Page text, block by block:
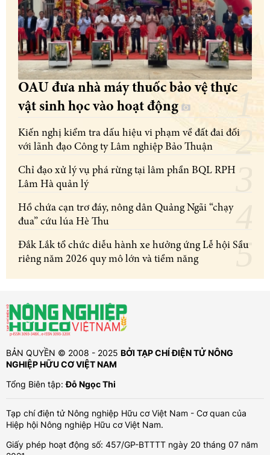
OAU đưa nhà máy thuốc bảo vệ thực
vật sinh học vào hoạt động
Kiến nghị kiểm tra dấu hiệu vi phạm về đất đai đối
với lãnh đạo Công ty Lâm nghiệp Bảo Thuận
Chỉ đạo xử lý vụ phá rừng tại lâm phần BQL RPH
Lâm Hà quản lý
Hồ chứa cạn trơ đáy, nông dân Quảng Ngãi “chạy
đua” cứu lúa Hè Thu
Đắk Lắk tổ chức diễu hành xe hưởng ứng Lễ hội Sầu
riêng năm 2026 quy mô lớn và tiềm năng
BẢN QUYỀN © 2008 - 2025 BỞI TẠP CHÍ ĐIỆN TỬ NÔNG
NGHIỆP HỮU CƠ VIỆT NAM
Tổng Biên tập:Đỗ Ngọc Thi
Tạp chí điện tử Nông nghiệp Hữu cơ Việt Nam - Cơ quan của
Hiệp hội Nông nghiệp Hữu cơ Việt Nam.
Giấy phép hoạt động số: 457/GP-BTTTT ngày 20 tháng 07 năm